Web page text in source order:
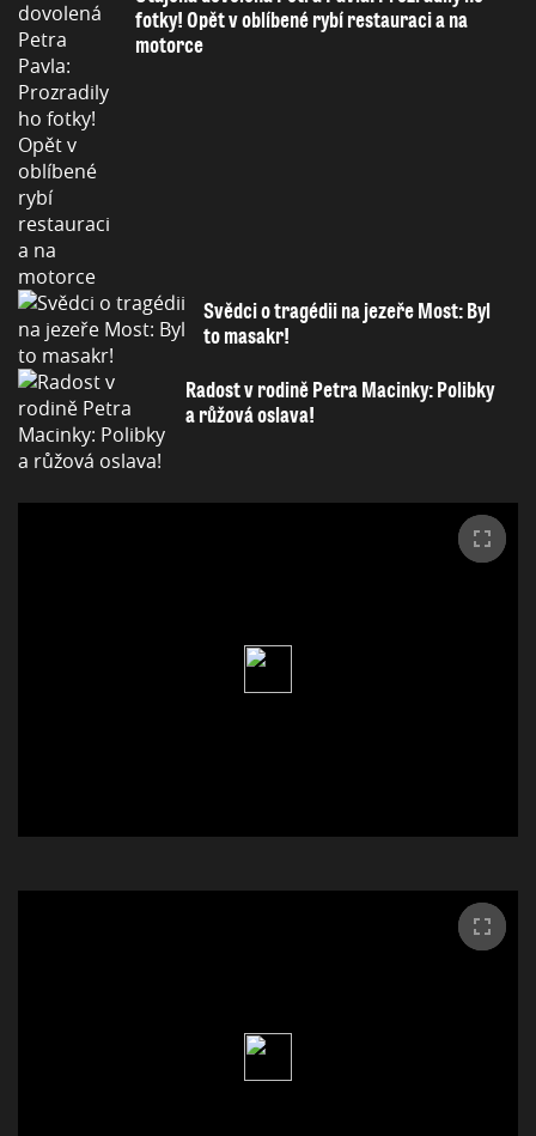
fotky! Opět v oblíbené rybí restauraci a na
motorce
Svědci o tragédii na jezeře Most: Byl
to masakr!
Radost v rodině Petra Macinky: Polibky
a růžová oslava!